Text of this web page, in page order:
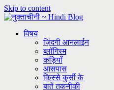
Skip to content
विषय
ज़िंदगी आनलाईन
ब्लॉगिस्म
कड़ियाँ
आसपास
किस्से कुर्सी के
बातें तकनीकी